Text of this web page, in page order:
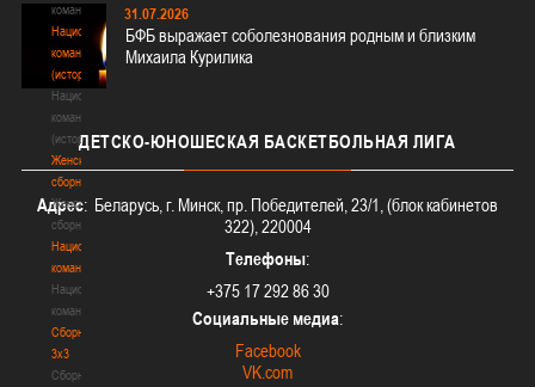
команда
Национальная
команда
(история)
Национальная
команда
(история)
Женские
сборные
Женские
сборные
Национальная
команда
Национальная
команда
Сборные
3х3
Сборные
31.07.2026
БФБ выражает соболезнования родным и близким
Михаила Курилика
ДЕТСКО-ЮНОШЕСКАЯ БАСКЕТБОЛЬНАЯ ЛИГА
Адрес: Беларусь, г. Минск, пр. Победителей, 23/1, (блок кабинетов
322), 220004
Телефоны:
+375 17 292 86 30
Социальные медиа:
Facebook
VK.com